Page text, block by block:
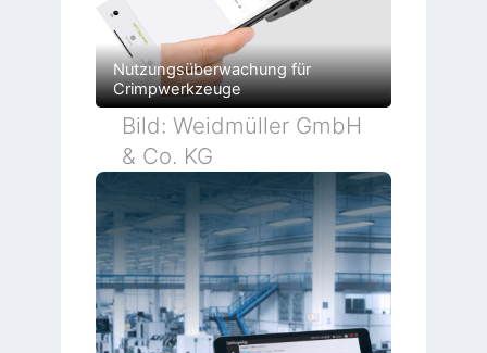
Nutzungsüberwachung für
Crimpwerkzeuge
Bild: Weidmüller GmbH
& Co. KG